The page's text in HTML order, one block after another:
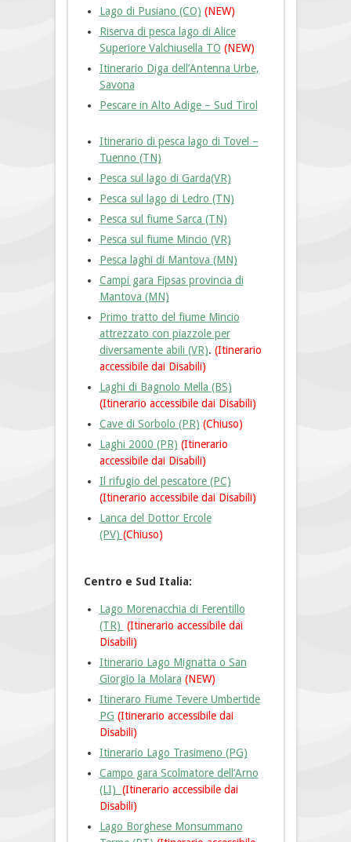
Lago di Pusiano (CO) (NEW)
Riserva di pesca lago di Alice
Superiore Valchiusella TO (NEW)
Itinerario Diga dell’Antenna Urbe,
Savona
Pescare in Alto Adige – Sud Tirol
Itinerario di pesca lago di Tovel –
Tuenno (TN)
Pesca sul lago di Garda(VR)
Pesca sul lago di Ledro (TN)
Pesca sul fiume Sarca (TN)
Pesca sul fiume Mincio (VR)
Pesca laghi di Mantova (MN)
Campi gara Fipsas provincia di
Mantova (MN)
Primo tratto del fiume Mincio
attrezzato con piazzole per
diversamente abili (VR). (Itinerario
accessibile dai Disabili)
Laghi di Bagnolo Mella (BS)
(Itinerario accessibile dai Disabili)
Cave di Sorbolo (PR) (Chiuso)
Laghi 2000 (PR) (Itinerario
accessibile dai Disabili)
Il rifugio del pescatore (PC)
(Itinerario accessibile dai Disabili)
Lanca del Dottor Ercole
(PV) (Chiuso)
Centro e Sud Italia:
Lago Morenacchia di Ferentillo
(TR) (Itinerario accessibile dai
Disabili)
Itinerario Lago Mignatta o San
Giorgio la Molara (NEW)
Itineraro Fiume Tevere Umbertide
PG (Itinerario accessibile dai
Disabili)
Itinerario Lago Trasimeno (PG)
Campo gara Scolmatore dell’Arno
(LI) (Itinerario accessibile dai
Disabili)
Lago Borghese Monsummano